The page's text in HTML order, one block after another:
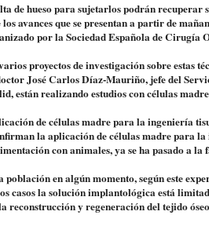
de hueso para sujetarlos podrán recuperar
avances que se presentan a partir de
por la Sociedad Española de Cirugía
proyectos de investigación sobre estas
José Carlos Díaz-Mauriño, jefe del
están realizando estudios con células
de células madre para la ingeniería
la aplicación de células madre para
con animales, ya se ha pasado a la
en algún momento, según este
casos la solución implantológica está
reconstrucción y regeneración del tejido